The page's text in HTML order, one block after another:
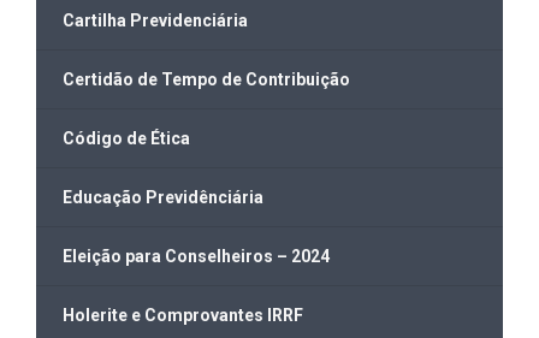
Cartilha Previdenciária
Certidão de Tempo de Contribuição
Código de Ética
Educação Previdênciária
Eleição para Conselheiros – 2024
Holerite e Comprovantes IRRF